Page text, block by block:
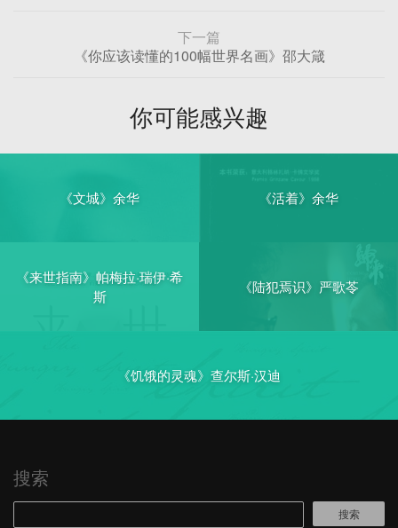
下一篇
《你应该读懂的100幅世界名画》邵大箴
你可能感兴趣
《文城》余华 《活着》余华
《来世指南》帕梅拉·瑞伊·希
斯
《陆犯焉识》严歌苓
《饥饿的灵魂》查尔斯·汉迪
搜索
搜索